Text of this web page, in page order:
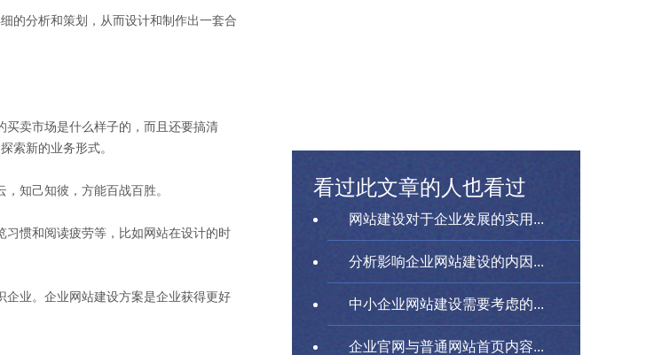
分析和策划，从而设计和制作出一套合
卖市场是什么样子的，而且还要搞清
索新的业务形式。
知己知彼，方能百战百胜。
惯和阅读疲劳等，比如网站在设计的时
业。企业网站建设方案是企业获得更好
看过此文章的人也看过
网站建设对于企业发展的实用...
分析影响企业网站建设的内因...
中小企业网站建设需要考虑的...
企业官网与普通网站首页内容...